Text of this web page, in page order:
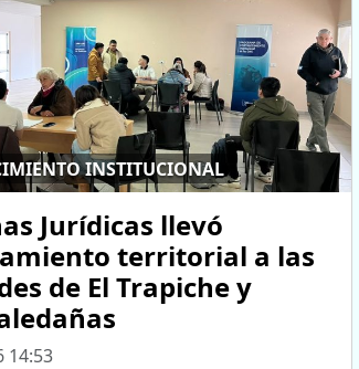
INSTITUCIONAL
Jurídicas llevó
territorial a las
de El Trapiche y
14:53